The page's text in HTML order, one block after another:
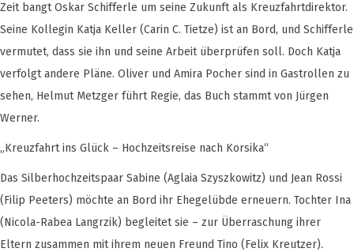
Zeit bangt Oskar Schifferle um seine Zukunft als Kreuzfahrtdirektor.
Seine Kollegin Katja Keller (Carin C. Tietze) ist an Bord, und Schifferle
vermutet, dass sie ihn und seine Arbeit überprüfen soll. Doch Katja
verfolgt andere Pläne. Oliver und Amira Pocher sind in Gastrollen zu
sehen, Helmut Metzger führt Regie, das Buch stammt von Jürgen
Werner.
„Kreuzfahrt ins Glück – Hochzeitsreise nach Korsika“
Das Silberhochzeitspaar Sabine (Aglaia Szyszkowitz) und Jean Rossi
(Filip Peeters) möchte an Bord ihr Ehegelübde erneuern. Tochter Ina
(Nicola-Rabea Langrzik) begleitet sie – zur Überraschung ihrer
Eltern zusammen mit ihrem neuen Freund Tino (Felix Kreutzer).